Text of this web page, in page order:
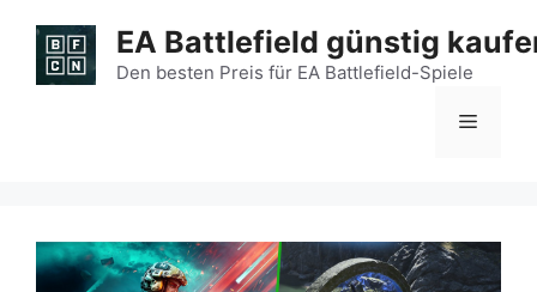
Inhalt
springen
EA Battlefield günstig
Den besten Preis für EA Battlefield-Spiele
Menü